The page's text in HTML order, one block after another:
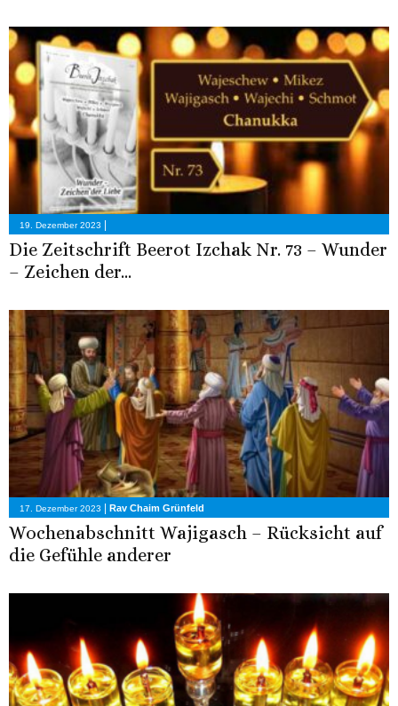
19. Dezember 2023 |
Die Zeitschrift Beerot Izchak Nr. 73 – Wunder
– Zeichen der...
17. Dezember 2023 Rav Chaim Grünfeld
Wochenabschnitt Wajigasch – Rücksicht auf
die Gefühle anderer